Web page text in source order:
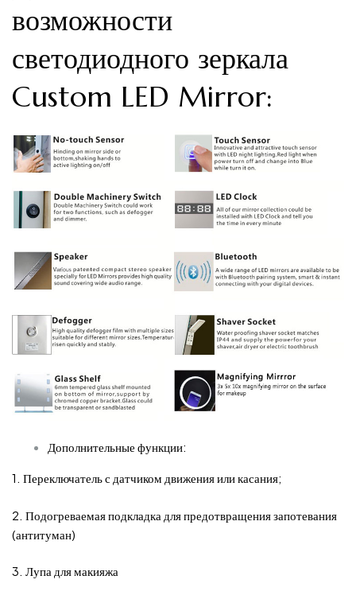
возможности
светодиодного зеркала
Custom LED Mirror:
Дополнительные функции:
1. Переключатель с датчиком движения или касания;
2. Подогреваемая подкладка для предотвращения запотевания
(антитуман)
3. Лупа для макияжа